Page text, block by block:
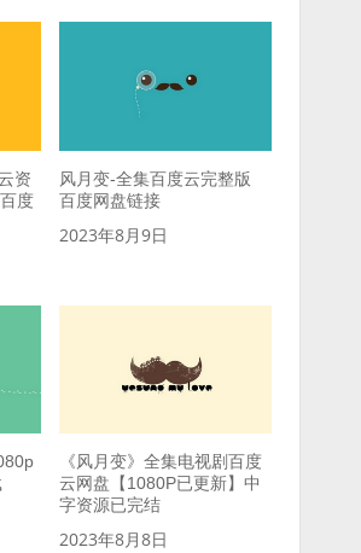
资
度
风月变-全集百度云完整版
百度网盘链接
2023年8月9日
《风月变》全集电视剧百度
云网盘【1080P已更新】中
字资源已完结
2023年8月8日